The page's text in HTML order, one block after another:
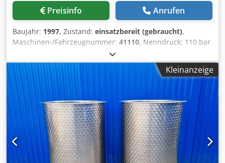
Preisinfo Anrufen
Baujahr: 1997, Zustand: einsatzbereit (gebraucht),
Maschinen-/Fahrzeugnummer: 41110, Nenndruck: 110 bar
bei vorhandener Liefermenge: 6 l/min Zulaufdruck max.:
12 bar elektr. Anschluß: 230 V, 1,5 Crjdpsd D U T Rofx Akcsf
Kleinanzeige